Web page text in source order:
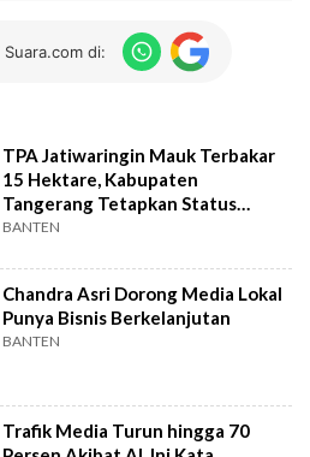
di:
TPA Jatiwaringin Mauk Terbakar
15 Hektare, Kabupaten
Tangerang Tetapkan Status
Tanggap Darurat
BANTEN
Chandra Asri Dorong Media Lokal
Punya Bisnis Berkelanjutan
BANTEN
Trafik Media Turun hingga 70